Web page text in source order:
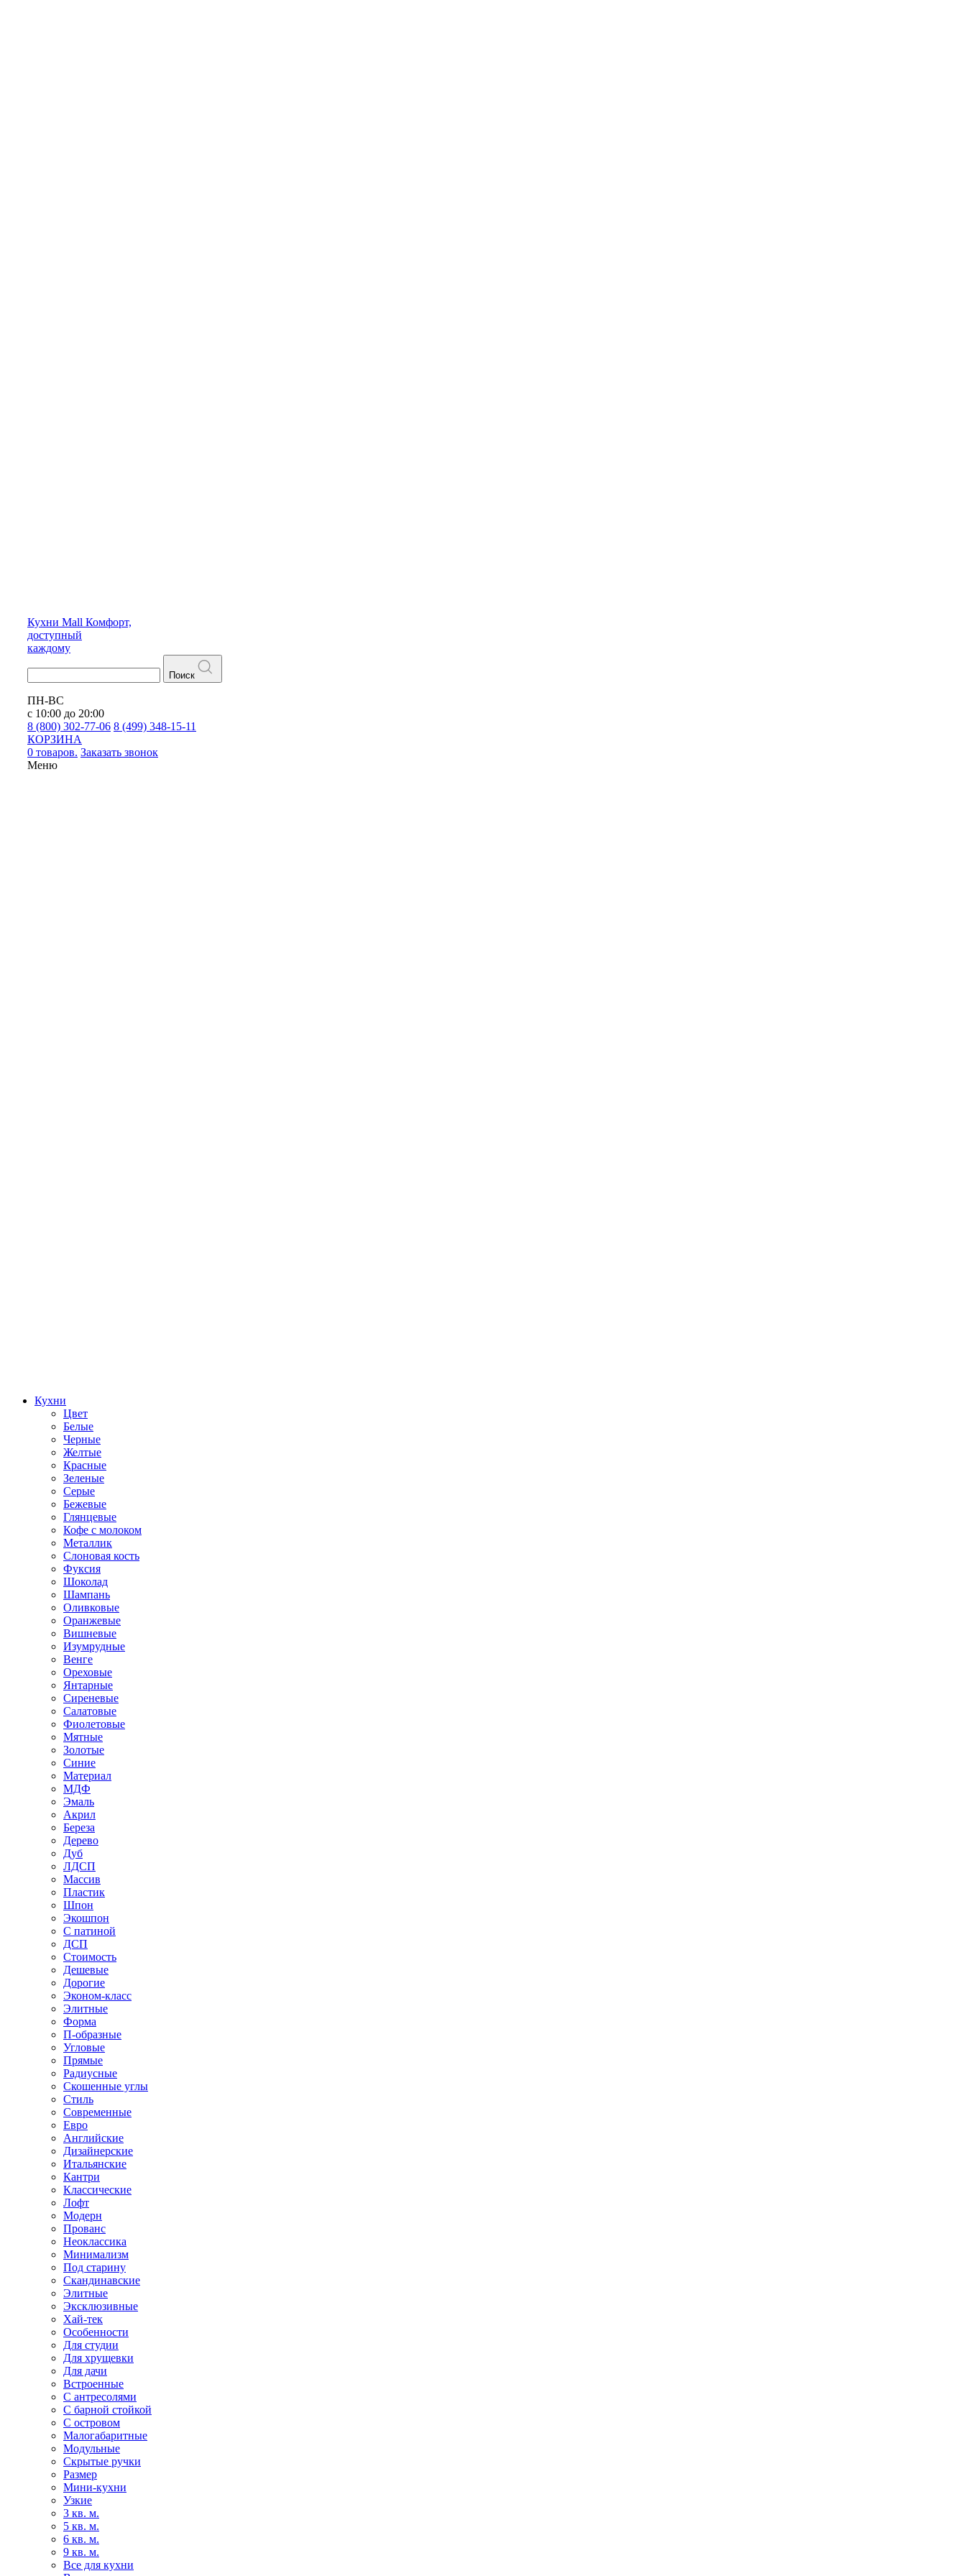
Кухни Mall Комфорт,
доступный
каждому
Поиск
ПН-ВС
с 10:00 до 20:00
8 (800) 302-77-06 8 (499) 348-15-11
КОРЗИНА
0 товаров. Заказать звонок
Меню
Кухни
Цвет
Белые
Черные
Желтые
Красные
Зеленые
Серые
Бежевые
Глянцевые
Кофе с молоком
Металлик
Слоновая кость
Фуксия
Шоколад
Шампань
Оливковые
Оранжевые
Вишневые
Изумрудные
Венге
Ореховые
Янтарные
Сиреневые
Салатовые
Фиолетовые
Мятные
Золотые
Синие
Материал
МДФ
Эмаль
Акрил
Береза
Дерево
Дуб
ЛДСП
Массив
Пластик
Шпон
Экошпон
С патиной
ДСП
Стоимость
Дешевые
Дорогие
Эконом-класс
Элитные
Форма
П-образные
Угловые
Прямые
Радиусные
Скошенные углы
Стиль
Современные
Евро
Английские
Дизайнерские
Итальянские
Кантри
Классические
Лофт
Модерн
Прованс
Неоклассика
Минимализм
Под старину
Скандинавские
Элитные
Эксклюзивные
Хай-тек
Особенности
Для студии
Для хрущевки
Для дачи
Встроенные
С антресолями
С барной стойкой
С островом
Малогабаритные
Модульные
Скрытые ручки
Размер
Мини-кухни
Узкие
3 кв. м.
5 кв. м.
6 кв. м.
9 кв. м.
Все для кухни